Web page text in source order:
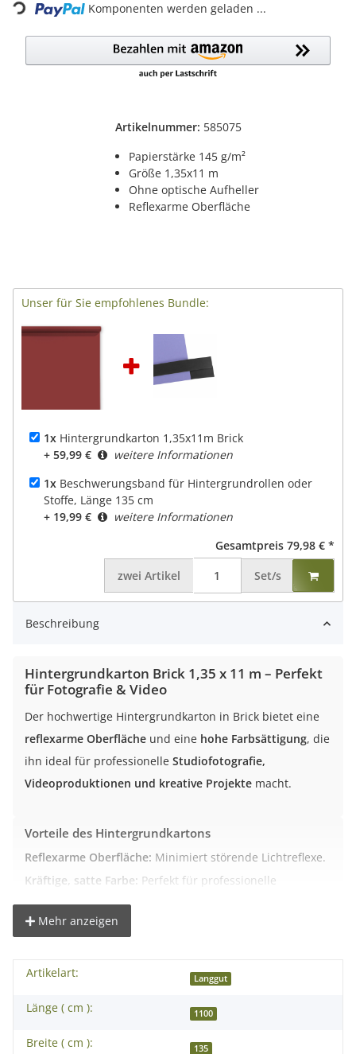
Artikelnummer: 585075
Papierstärke 145 g/m²
Größe 1,35x11 m
Ohne optische Aufheller
Reflexarme Oberfläche
Loading... Komponenten werden geladen ...
Unser für Sie empfohlenes Bundle:
1x Hintergrundkarton 1,35x11m Brick
+ 59,99 €
weitere Informationen
1x Beschwerungsband für Hintergrundrollen oder
Stoffe, Länge 135 cm
+ 19,99 €
weitere Informationen
Gesamtpreis 79,98 € *
zwei Artikel Set/s
Beschreibung
Hintergrundkarton Brick 1,35 x 11 m – Perfekt
für Fotografie & Video
Der hochwertige Hintergrundkarton in Brick bietet eine
reflexarme Oberfläche und eine hohe Farbsättigung, die
ihn ideal für professionelle Studiofotografie,
Videoproduktionen und kreative Projekte macht.
Vorteile des Hintergrundkartons
Reflexarme Oberfläche: Minimiert störende Lichtreflexe.
Kräftige, satte Farbe: Perfekt für professionelle
Robustes Material:
Karton.
Werbung und kreative Arbeiten.
Integrierter Pappkern:
Befestigung.
Mehr anzeigen
Artikelart: Langgut
Länge ( cm ): 1100
Breite ( cm ): 135